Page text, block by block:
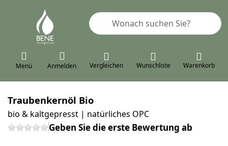
Geben Sie einen Suchbegriff ein.
Menü Anmelden Vergleichen Wunschliste Warenkorb
Traubenkernöl Bio
bio & kaltgepresst | natürliches OPC
Geben Sie die erste Bewertung ab